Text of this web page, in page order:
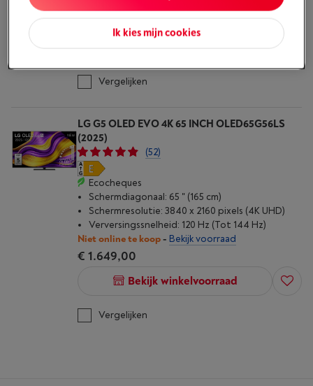
Vergelijken
LG G5 OLED EVO 4K 65 INCH OLED65G56LS
(2025)
(52)
Ecocheques
Schermdiagonaal: 65 " (165 cm)
Schermresolutie: 3840 x 2160 pixels (4K UHD)
Verversingssnelheid: 120 Hz (Tot 144 Hz)
Niet online te koop- Bekijk voorraad
€ 1.649,00
Bekijk winkelvoorraad
Vergelijken
Ik kies mijn cookies